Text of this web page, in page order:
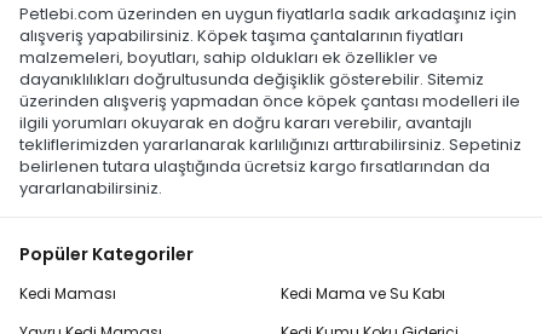
Petlebi.com üzerinden en uygun fiyatlarla sadık arkadaşınız için
alışveriş yapabilirsiniz. Köpek taşıma çantalarının fiyatları
malzemeleri, boyutları, sahip oldukları ek özellikler ve
dayanıklılıkları doğrultusunda değişiklik gösterebilir. Sitemiz
üzerinden alışveriş yapmadan önce köpek çantası modelleri ile
ilgili yorumları okuyarak en doğru kararı verebilir, avantajlı
tekliflerimizden yararlanarak karlılığınızı arttırabilirsiniz. Sepetiniz
belirlenen tutara ulaştığında ücretsiz kargo fırsatlarından da
yararlanabilirsiniz.
Popüler Kategoriler
Kedi Maması
Kedi Mama ve Su Kabı